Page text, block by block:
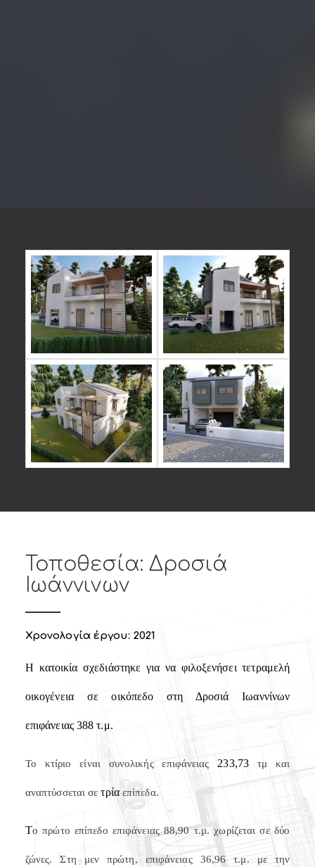
Τοποθεσία: Δροσιά
Ιωάννινων
Χρονολογία έργου: 2021
Η κατοικία σχεδιάστηκε για να φιλοξενήσει τετραμελή
οικογένεια σε οικόπεδο στη Δροσιά Ιωαννίνων
επιφάνειας 388 τ.μ.
Το κτίριο είναι συνολικής επιφάνειας233,73τμ και
αναπτύσσεται σετρίαεπίπεδα.
Το πρώτο επίπεδο επιφάνειας 88,90 τ.μ. χωρίζεται σε δύο
ζώνες. Στη μεν πρώτη, επιφάνειας 36,96 τ.μ. με την